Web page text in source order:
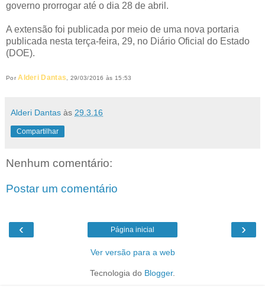
governo prorrogar até o dia 28 de abril.
A extensão foi publicada por meio de uma nova portaria
publicada nesta terça-feira, 29, no Diário Oficial do Estado
(DOE).
PorAlderi Dantas, 29/03/2016 às 15:53
Alderi Dantas às 29.3.16
Compartilhar
Nenhum comentário:
Postar um comentário
‹ ›
Página inicial
Ver versão para a web
Tecnologia do Blogger.